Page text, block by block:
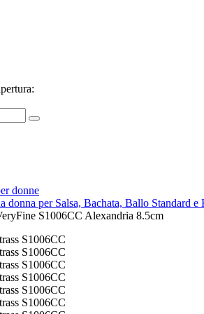
donne
donna per Salsa, Bachata, Ballo Standard e
S1006CC Alexandria 8.5cm